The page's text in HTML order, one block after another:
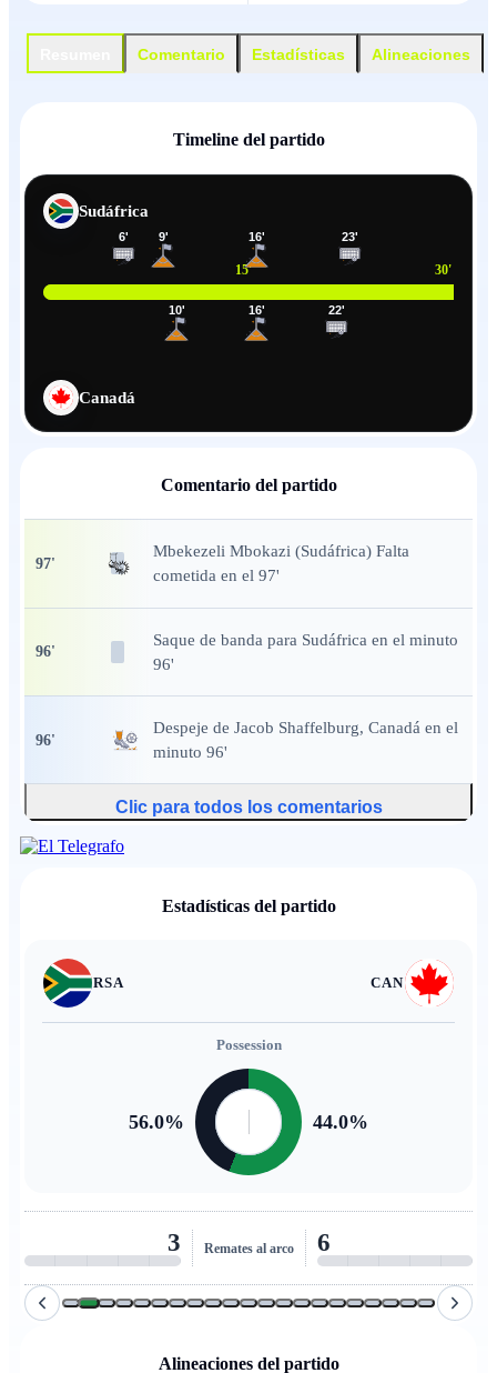
Comentario Estadísticas Alineaciones
Alineaciones del partido
Timeline del partido
Sudáfrica
15' 30'
6' 9'
10'
16'
16' 22'
23'
Canadá
Comentario del partido
97'
Mbekezeli Mbokazi (Sudáfrica) Falta
cometida en el 97'
96'
Saque de banda para Sudáfrica en el minuto
96'
96'
Despeje de Jacob Shaffelburg, Canadá en el
minuto 96'
Clic para todos los comentarios
Estadísticas del partido
RSA CAN
Possession
56.0% 44.0%
3 Remates al arco 6